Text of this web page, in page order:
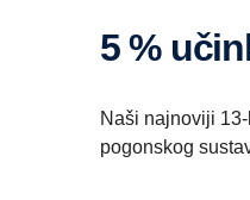
5 %
Naši najnoviji
pogonskog